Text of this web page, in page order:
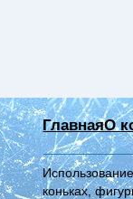
ГлавнаяО
коньках,